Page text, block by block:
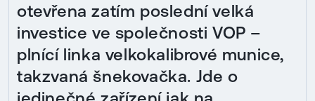
otevřena zatím poslední velká
investice ve společnosti VOP –
plnící linka velkokalibrové munice,
takzvaná šnekovačka. Jde o